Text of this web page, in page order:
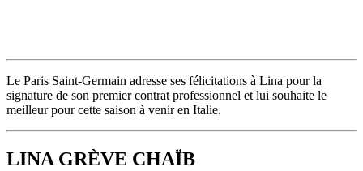
Le Paris Saint-Germain adresse ses félicitations à Lina pour la
signature de son premier contrat professionnel et lui souhaite le
meilleur pour cette saison à venir en Italie.
LINA GRÈVE CHAÏB